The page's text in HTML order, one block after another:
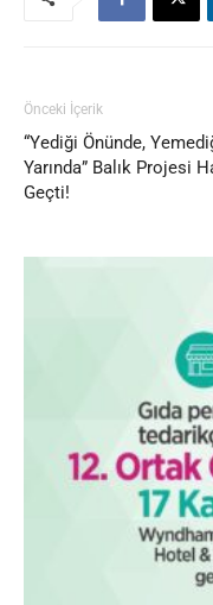
Önceki İçerik
“Yediği Önünde,
Yarında” Balık Projesi
Geçti!